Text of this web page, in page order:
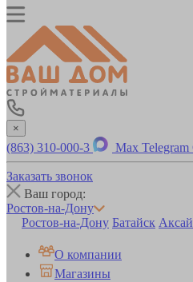
×
(863) 310-000-3 Max Telegram
Заказать звонок
Ваш город:
Ростов-на-Дону
Ростов-на-Дону Батайск Аксай
О компании
Магазины